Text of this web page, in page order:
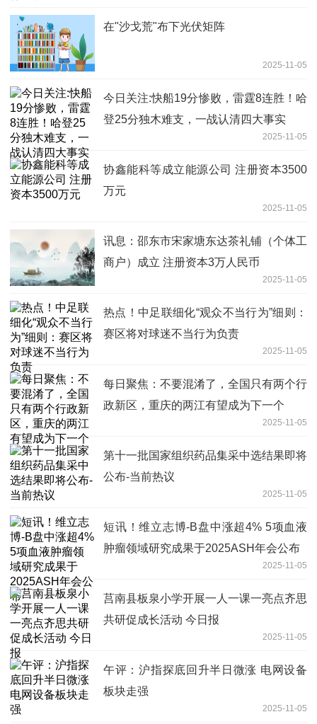
在"沙戈荒"布下光伏矩阵
2025-11-05
今日关注:快船19分惨败，雷霆8连胜！哈
登25分独木难支，一战认清四大事实
2025-11-05
协鑫能科等成立能源公司 注册资本3500
万元
2025-11-05
讯息：邵东市宋家塘东达茶礼铺（个体工
商户）成立 注册资本3万人民币
2025-11-05
热点！中足联细化“观众不当行为”细则：
赛区将对球迷不当行为负责
2025-11-05
每日聚焦：不要混淆了，全国只有两个行
政新区，重庆的两江有望成为下一个
2025-11-05
第十一批国家组织药品集采中选结果即将
公布-当前热议
2025-11-05
短讯！维立志博-B盘中涨超4% 5项血液
肿瘤领域研究成果于2025ASH年会公布
2025-11-05
莒南县板泉小学开展一人一课一亮点齐思
共研促成长活动 今日报
2025-11-05
午评：沪指探底回升半日微涨 电网设备
板块走强
2025-11-05